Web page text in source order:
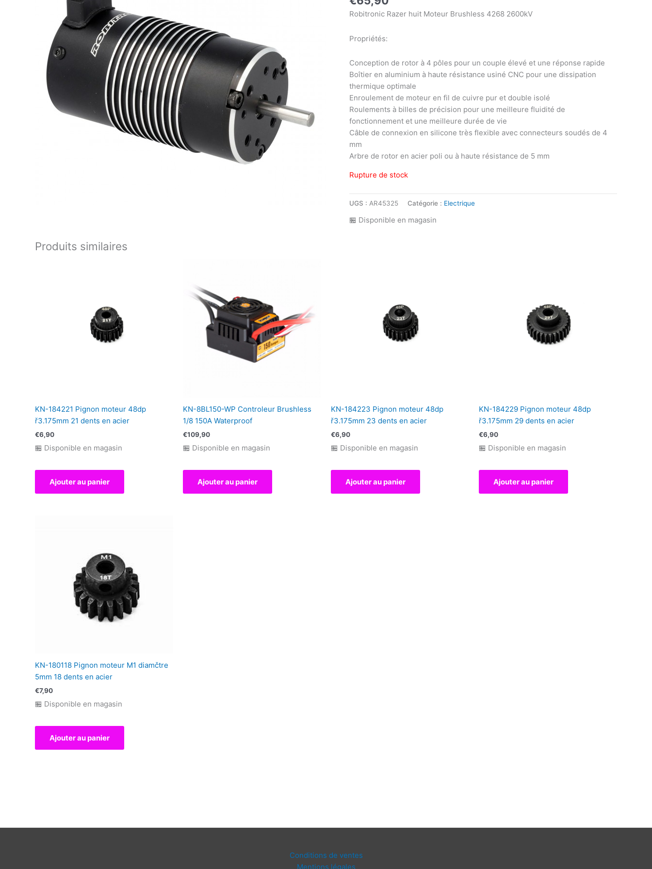
Robitronic Razer huit Moteur Brushless 4268 2600kV
Propriétés:
Conception de rotor à 4 pôles pour un couple élevé et une réponse rapide
Boîtier en aluminium à haute résistance usiné CNC pour une dissipation
thermique optimale
Enroulement de moteur en fil de cuivre pur et double isolé
Roulements à billes de précision pour une meilleure fluidité de
fonctionnement et une meilleure durée de vie
Câble de connexion en silicone très flexible avec connecteurs soudés de 4
mm
Arbre de rotor en acier poli ou à haute résistance de 5 mm
Rupture de stock
UGS : AR45325 Catégorie : Electrique
🏪 Disponible en magasin
Produits similaires
KN-184221 Pignon moteur 48dp
ř3.175mm 21 dents en acier
€6,90
🏪 Disponible en magasin
Ajouter au panier
KN-8BL150-WP Controleur Brushless
1/8 150A Waterproof
€109,90
🏪 Disponible en magasin
Ajouter au panier
KN-184223 Pignon moteur 48dp
ř3.175mm 23 dents en acier
€6,90
🏪 Disponible en magasin
Ajouter au panier
KN-184229 Pignon moteur 48dp
ř3.175mm 29 dents en acier
€6,90
🏪 Disponible en magasin
Ajouter au panier
KN-180118 Pignon moteur M1 diamčtre
5mm 18 dents en acier
€7,90
🏪 Disponible en magasin
Ajouter au panier
Conditions de ventes
Mentions légales